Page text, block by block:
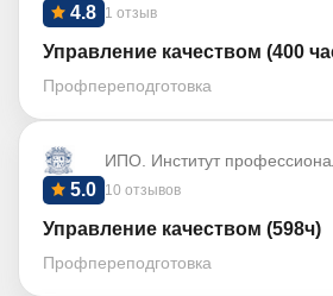
1 отзыв
4.8
Управление качеством (400
Профпереподготовка
ИПО. Институт
10 отзывов
5.0
Управление качеством (598ч)
Профпереподготовка